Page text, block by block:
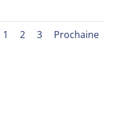
1 2 3 Prochaine